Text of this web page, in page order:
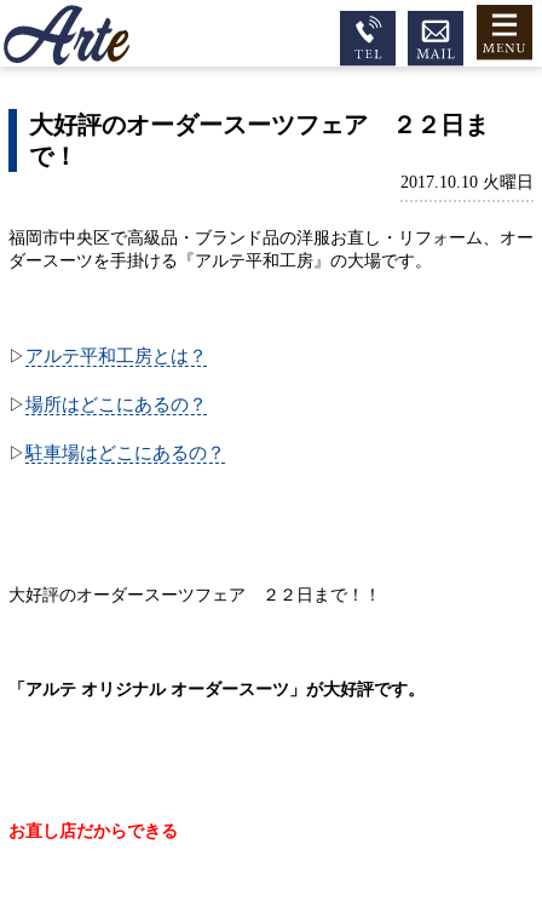
大好評のオーダースーツフェア ２２日ま
で！
2017.10.10 火曜日
福岡市中央区で高級品・ブランド品の洋服お直し・リフォーム、オー
ダースーツを手掛ける『アルテ平和工房』の大場です。
▷ アルテ平和工房とは？
▷ 場所はどこにあるの？
▷ 駐車場はどこにあるの？
大好評のオーダースーツフェア ２２日まで！！
「アルテ オリジナル オーダースーツ」が大好評です。
お直し店だからできる